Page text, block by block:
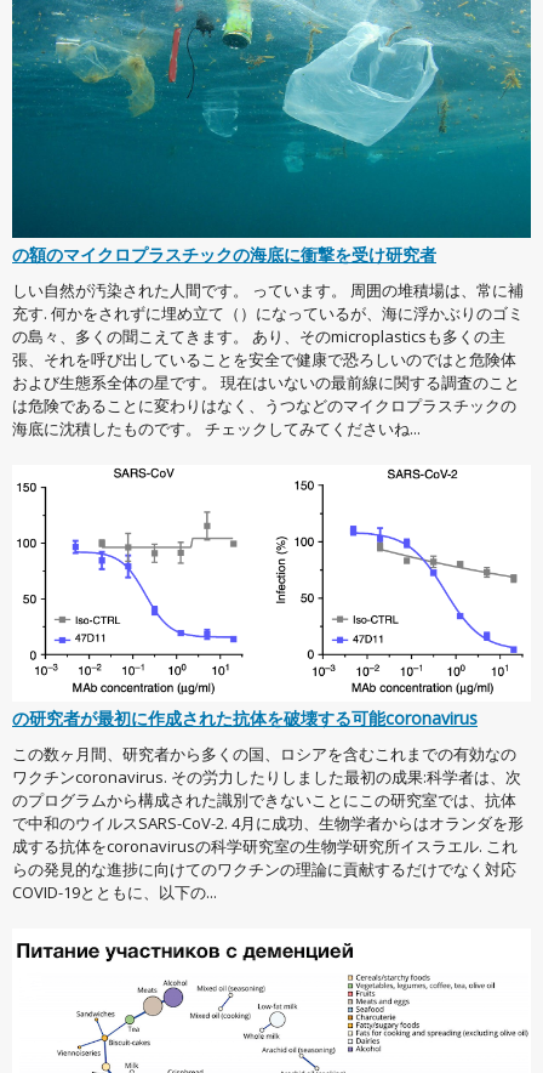
の額のマイクロプラスチックの海底に衝撃を受け研究者
しい自然が汚染された人間です。 っています。 周囲の堆積場は、常に補
充す. 何かをされずに埋め立て（）になっているが、海に浮かぶりのゴミ
の島々、多くの聞こえてきます。 あり、そのmicroplasticsも多くの主
張、それを呼び出していることを安全で健康で恐ろしいのではと危険体
および生態系全体の星です。 現在はいないの最前線に関する調査のこと
は危険であることに変わりはなく、うつなどのマイクロプラスチックの
海底に沈積したものです。 チェックしてみてくださいね...
の研究者が最初に作成された抗体を破壊する可能coronavirus
この数ヶ月間、研究者から多くの国、ロシアを含むこれまでの有効なの
ワクチンcoronavirus. その労力したりしました最初の成果:科学者は、次
のプログラムから構成された識別できないことにこの研究室では、抗体
で中和のウイルスSARS-CoV-2. 4月に成功、生物学者からはオランダを形
成する抗体をcoronavirusの科学研究室の生物学研究所イスラエル. これ
らの発見的な進捗に向けてのワクチンの理論に貢献するだけでなく対応
COVID-19とともに、以下の...